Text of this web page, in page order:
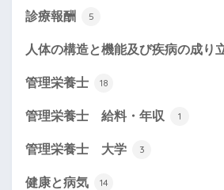
診療報酬 5
人体の構造と機能及び疾病の成り
管理栄養士 18
管理栄養士 給料・年収 1
管理栄養士 大学 3
健康と病気 14